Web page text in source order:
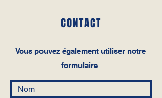
CONTACT
Vous pouvez également utiliser notre
formulaire